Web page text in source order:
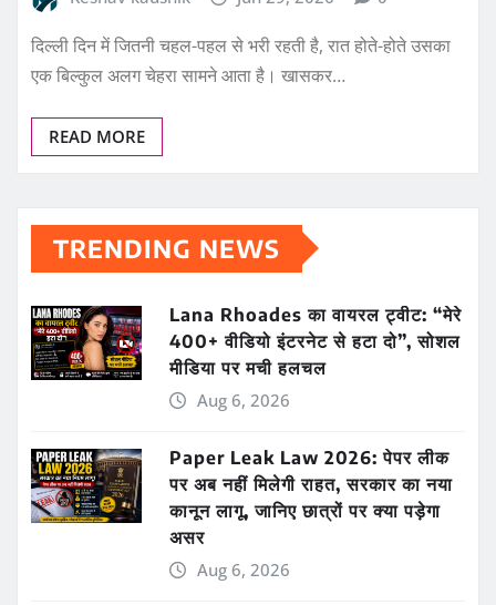
दिल्ली दिन में जितनी चहल-पहल से भरी रहती है, रात होते-होते उसका
एक बिल्कुल अलग चेहरा सामने आता है। खासकर…
READ MORE
TRENDING NEWS
Lana Rhoades का वायरल ट्वीट: “मेरे
400+ वीडियो इंटरनेट से हटा दो”, सोशल
मीडिया पर मची हलचल
Aug 6, 2026
Paper Leak Law 2026: पेपर लीक
पर अब नहीं मिलेगी राहत, सरकार का नया
कानून लागू, जानिए छात्रों पर क्या पड़ेगा
असर
Aug 6, 2026